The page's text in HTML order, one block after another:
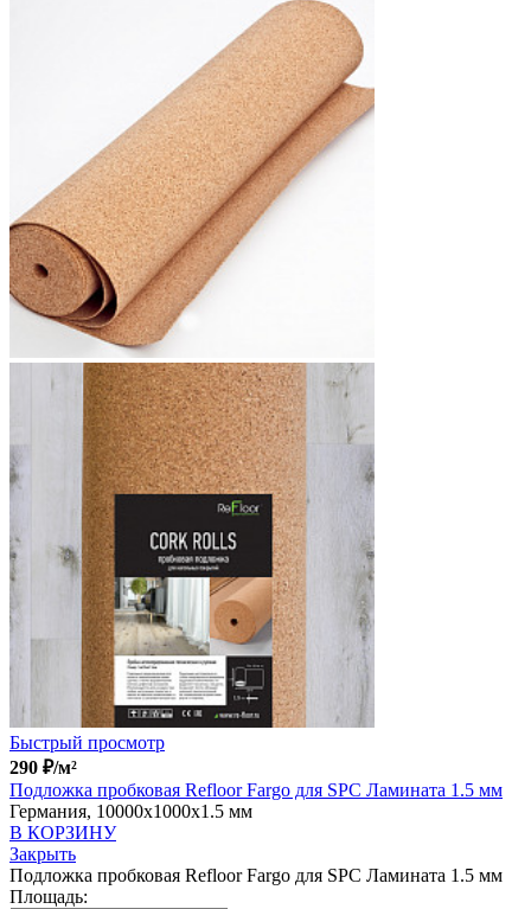
Быстрый просмотр
290 ₽/м²
Подложка пробковая Refloor Fargo для SPC Ламината 1.5 мм
Германия, 10000x1000x1.5 мм
В КОРЗИНУ
Закрыть
Подложка пробковая Refloor Fargo для SPC Ламината 1.5 мм
Площадь: